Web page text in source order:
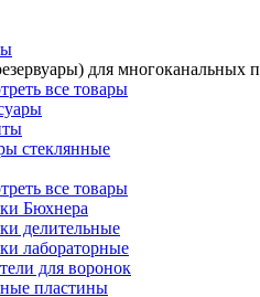
для многоканальных
все товары
стеклянные
все товары
Бюхнера
делительные
лабораторные
для воронок
пластины